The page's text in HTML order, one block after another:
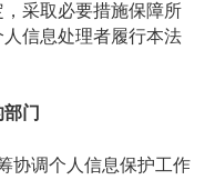
采取必要措施保障所
信息处理者履行本法
门
调个人信息保护工作